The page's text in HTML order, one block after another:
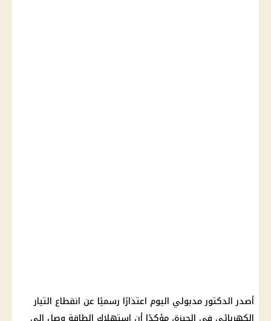
أصدر الدكتور مدبولي اليوم اعتذارًا رسميًا عن انقطاع التيار